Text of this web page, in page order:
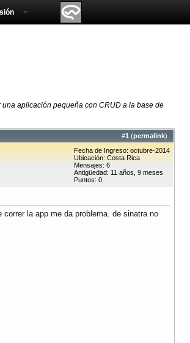
aplicación pequeña con CRUD a la base de
#1 (permalink)
Fecha de Ingreso: octubre-2014
Ubicación: Costa Rica
Mensajes: 6
Antigüedad: 11 años, 9 meses
Puntos: 0
la app me da problema. de sinatra no